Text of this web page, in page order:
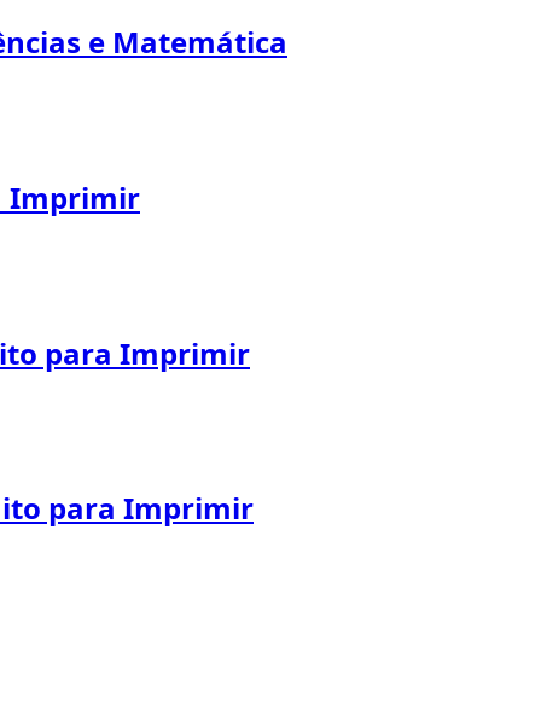
e Matemática
Imprimir
para Imprimir
para Imprimir